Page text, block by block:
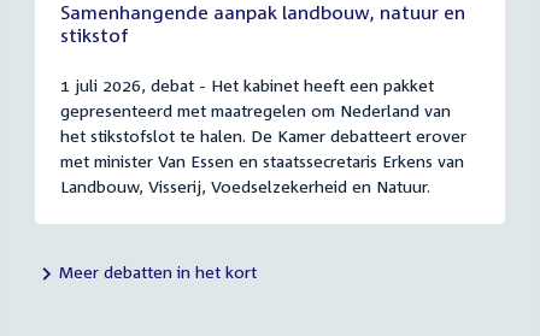
Samenhangende aanpak landbouw, natuur en
stikstof
1 juli 2026, debat - Het kabinet heeft een pakket
gepresenteerd met maatregelen om Nederland van
het stikstofslot te halen. De Kamer debatteert erover
met minister Van Essen en staatssecretaris Erkens van
Landbouw, Visserij, Voedselzekerheid en Natuur.
Meer debatten in het kort